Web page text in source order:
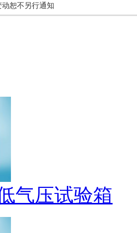
恕不另行通知
气压试验箱